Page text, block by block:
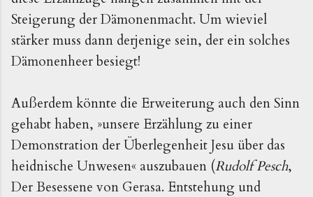
Steigerung der Dämonenmacht. Um wieviel
stärker muss dann derjenige sein, der ein solches
Dämonenheer besiegt!
Außerdem könnte die Erweiterung auch den Sinn
gehabt haben, »unsere Erzählung zu einer
Demonstration der Überlegenheit Jesu über das
heidnische Unwesen« auszubauen (Rudolf Pesch,
Der Besessene von Gerasa. Entstehung und